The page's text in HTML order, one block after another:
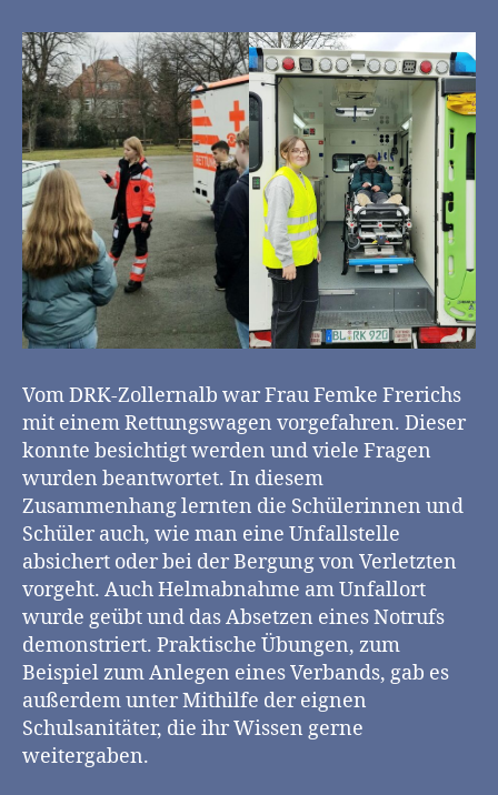
Vom DRK-Zollernalb war Frau Femke Frerichs
mit einem Rettungswagen vorgefahren. Dieser
konnte besichtigt werden und viele Fragen
wurden beantwortet. In diesem
Zusammenhang lernten die Schülerinnen und
Schüler auch, wie man eine Unfallstelle
absichert oder bei der Bergung von Verletzten
vorgeht. Auch Helmabnahme am Unfallort
wurde geübt und das Absetzen eines Notrufs
demonstriert. Praktische Übungen, zum
Beispiel zum Anlegen eines Verbands, gab es
außerdem unter Mithilfe der eignen
Schulsanitäter, die ihr Wissen gerne
weitergaben.